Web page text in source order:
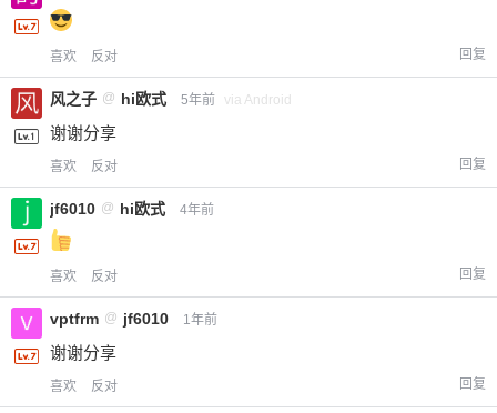
喜欢 反对 回复
风之子 @ hi欧式 5年前 via Android
谢谢分享
喜欢 反对 回复
jf6010 @ hi欧式 4年前
喜欢 反对 回复
vptfrm @ jf6010 1年前
谢谢分享
喜欢 反对 回复